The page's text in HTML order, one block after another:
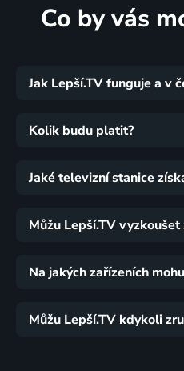
Co by vás
Jak Lepší.TV funguje a v
Kolik budu platit?
Jaké televizní stanice
Můžu Lepší.TV vyzkoušet
Na jakých zařízeních
Můžu Lepší.TV kdykoli